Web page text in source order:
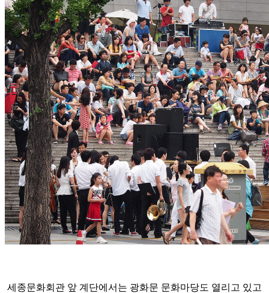
세종문화회관 앞 계단에서는 광화문 문화마당도 열리고 있고